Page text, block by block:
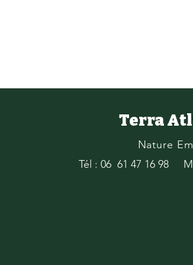
Terra
Nature
Tél : 06 61 47 16 98